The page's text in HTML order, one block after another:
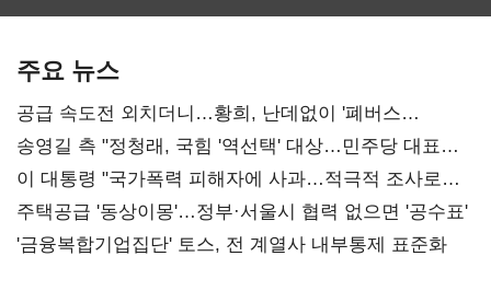
주요 뉴스
공급 속도전 외치더니…황희, 난데없이 '폐버스
리모델링' 제안
송영길 측 "정청래, 국힘 '역선택' 대상…민주당 대표로
총선 지휘 못해"
이 대통령 "국가폭력 피해자에 사과…적극적 조사로
진실 밝혀야"
주택공급 '동상이몽'…정부·서울시 협력 없으면 '공수표'
'금융복합기업집단' 토스, 전 계열사 내부통제 표준화